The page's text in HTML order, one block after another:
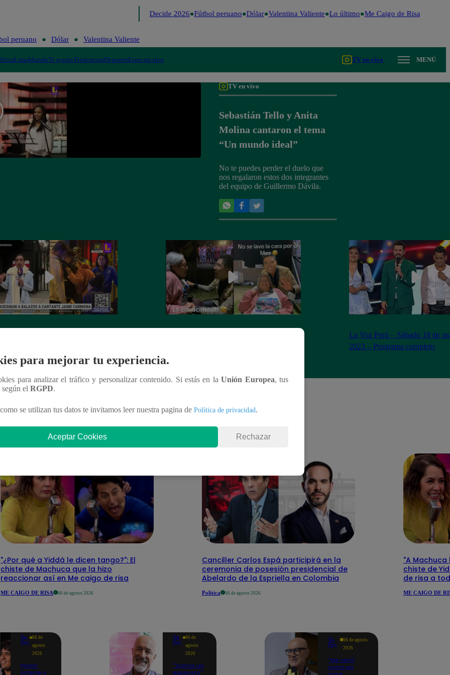
Perú Decide 2026 Fútbol peruano Dólar Valentina Valiente Lo último Me Caigo de Risa
peruano Dólar Valentina Valiente
LimaMundoTe ayudoTendenciasDeportesEspectáculos TV en vivo MENÚ
TV en vivo
Sebastián Tello y Anita
Molina cantaron el tema
“Un mundo ideal”
No te puedes perder el duelo que
nos regalaron estos dos integrantes
del equipo de Guillermo Dávila.
Voz Perú’
La Voz Perú – Sábado 18 de
2023 – Programa completo
"¿Por qué a Yiddá le dicen tango?": El
chiste de Machuca que la hizo
reaccionar así en Me caigo de risa
ME CAIGO DE RISA 06 de agosto 2026
Canciller Carlos Espá participirá en la
ceremonia de posesión presidencial de
Abelardo de la Espriella en Colombia
Política 06 de agosto 2026
"A Machuca
chiste de
de risa a
ME CAIGO DE
Yo
Soy
06 de
agosto
2026
Pedro
Infante y
Yo
Soy
06 de
agosto
2026
"Somos un
equipazo":
Yo
Soy
06 de agosto
2026
"Me sentí
como en
para mejorar tu experiencia.
para analizar el tráfico y personalizar contenido. Si estás en laUnión Europea, tus
según el RGPD.
se utilizan tus datos te invitamos leer nuestra pagina de Política de privacidad.
Aceptar Cookies Rechazar